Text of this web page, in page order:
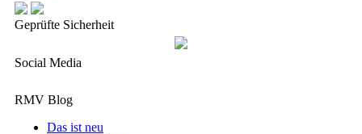
Geprüfte Sicherheit
Social Media
RMV Blog
Das ist neu